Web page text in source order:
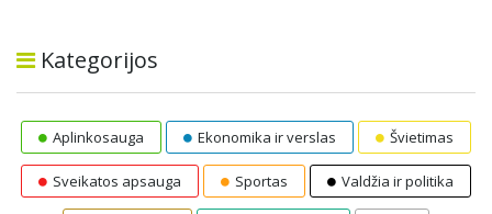
Kategorijos
Aplinkosauga Ekonomika ir verslas Švietimas
Sveikatos apsauga Sportas Valdžia ir politika